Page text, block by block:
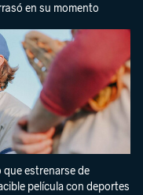
en su momento
estrenarse de
película con deportes